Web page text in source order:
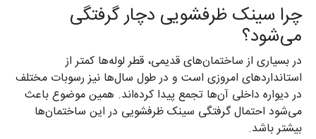
چرا سینک ظرفشویی دچار گرفتگی
می‌شود؟
در بسیاری از ساختمان‌های قدیمی، قطر لوله‌ها کمتر از
استانداردهای امروزی است و در طول سال‌ها نیز رسوبات مختلف
در دیواره داخلی آن‌ها تجمع پیدا کرده‌اند. همین موضوع باعث
می‌شود احتمال گرفتگی سینک ظرفشویی در این ساختمان‌ها
بیشتر باشد.